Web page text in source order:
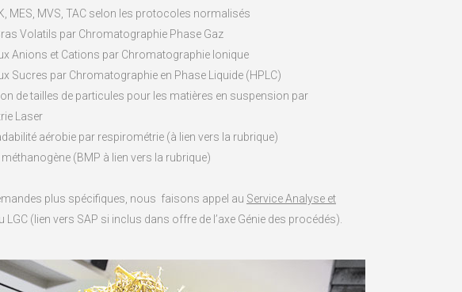
MES, MVS, TAC selon les protocoles normalisés
Volatils par Chromatographie Phase Gaz
Anions et Cations par Chromatographie Ionique
Sucres par Chromatographie en Phase Liquide (HPLC)
de tailles de particules pour les matières en suspension par
Laser
aérobie par respirométrie (à lien vers la rubrique)
méthanogène (BMP à lien vers la rubrique)
plus spécifiques, nous faisons appel au Service Analyse et
LGC (lien vers SAP si inclus dans offre de l’axe Génie des procédés).